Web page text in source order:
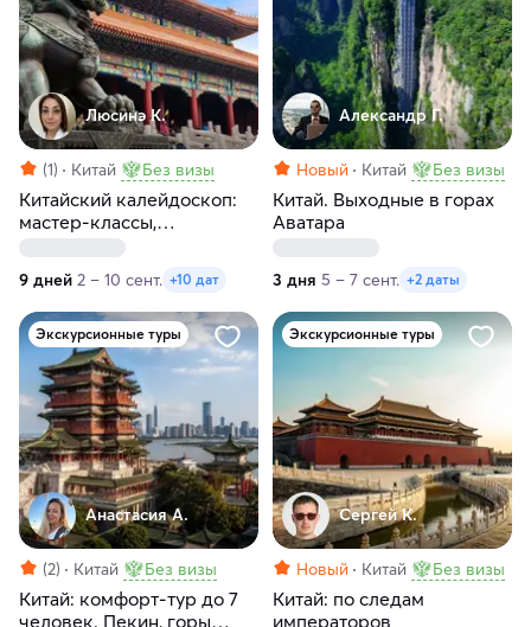
Люсинэ К.
(1) Китай Без визы
Китайский калейдоскоп:
мастер-классы,
пейзажи
9 дней 2 – 10 сент. +10 дат
Александр Г.
Новый Китай Без визы
Китай. Выходные в горах
Аватара
3 дня 5 – 7 сент. +2 даты
Экскурсионные туры
Анастасия А.
(2) Китай Без визы
Китай: комфорт-тур до 7
человек. Пекин, горы
Экскурсионные туры
Сергей К.
Новый Китай Без визы
Китай: по следам
императоров